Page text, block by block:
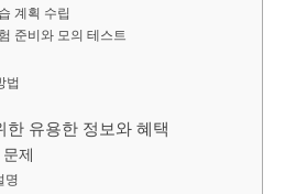
계획 수립
준비와 모의 테스트
법
한 유용한 정보와 혜택
제
명